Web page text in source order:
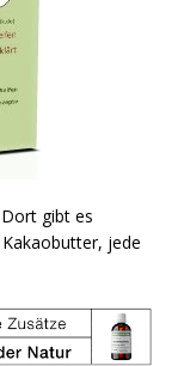
gibt es
jede